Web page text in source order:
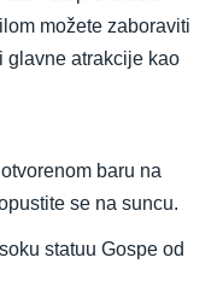
možete zaboraviti
glavne atrakcije kao
baru na
se na suncu.
statuu Gospe od